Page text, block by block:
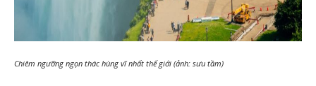
Chiêm ngưỡng ngọn thác hùng vĩ nhất thế giới (ảnh: sưu tầm)